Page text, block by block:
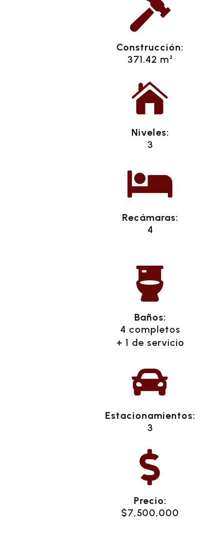

Construcción:
371.42 m²

Niveles:
3

Recámaras:
4

Baños:
4 completos
+ 1 de servicio

Estacionamientos:
3

Precio:
$7,500,000